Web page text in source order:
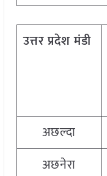
उत्तरप्रदेश मंडी
अछल्दा
अछनेरा